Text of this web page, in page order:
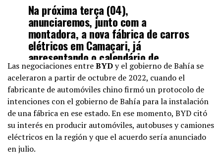
Na próxima terça (04),
anunciaremos, junto com a
montadora, a nova fábrica de carros
elétricos em Camaçari, já
apresentando o calendário de
implantação e todos os detalhes que
vão trazer mais emprego e renda
para baianas e baianos.
#BoraTrabalhar!
pic.twitter.com/0RdhgmiK9S
— Jerônimo Rodrigues
(@Jeronimoba13)
Las negociaciones entreBYDy el gobierno de Bahía se
aceleraron a partir de octubre de 2022, cuando el
fabricante de automóviles chino firmó un protocolo de
intenciones con el gobierno de Bahía para la instalación
de una fábrica en ese estado. En ese momento, BYD citó
su interés en producir automóviles, autobuses y camiones
eléctricos en la región y que el acuerdo sería anunciado
en julio.